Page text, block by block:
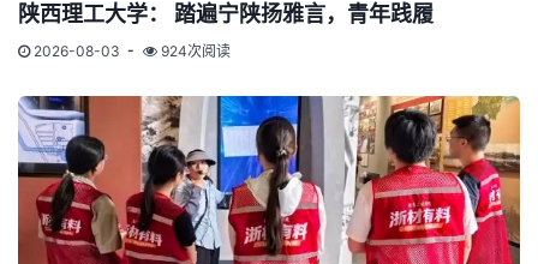
陕西理工大学： 踏遍宁陕扬雅言，青年践履
2026-08-03 924次阅读